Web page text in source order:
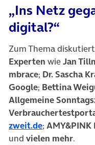
„Ins Netz
digital?“
Zum Thema diskutiert
Experten wieJan
mbrace; Dr. Sascha
Google; Bettina
Allgemeine
zweit.de;
und vielen mehr.